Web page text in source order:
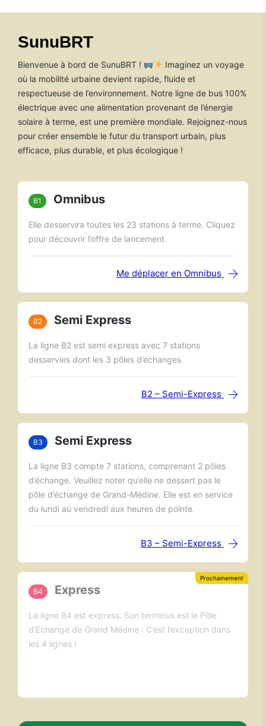
SunuBRT
Bienvenue à bord de SunuBRT !
Imaginez un voyage
où la mobilité urbaine devient rapide, fluide et
respectueuse de l’environnement. Notre ligne de bus 100%
électrique avec une alimentation provenant de l’énergie
solaire à terme, est une première mondiale. Rejoignez-nous
pour créer ensemble le futur du transport urbain, plus
efficace, plus durable, et plus écologique !
B1 Omnibus
Elle desservira toutes les 23 stations à terme. Cliquez
pour découvrir l’offre de lancement.
Me déplacer en Omnibus
B2 Semi Express
La ligne B2 est semi express avec 7 stations
desservies dont les 3 pôles d’échanges.
B2 – Semi-Express
B3 Semi Express
La ligne B3 compte 7 stations, comprenant 2 pôles
d’échange. Veuillez noter qu’elle ne dessert pas le
pôle d’échange de Grand-Médine. Elle est en service
du lundi au vendredi aux heures de pointe.
B3 – Semi-Express
Prochainement
B4 Express
La ligne B4 est express. Son terminus est le Pôle
d’Echange de Grand Médine : C’est l’exception dans
les 4 lignes !